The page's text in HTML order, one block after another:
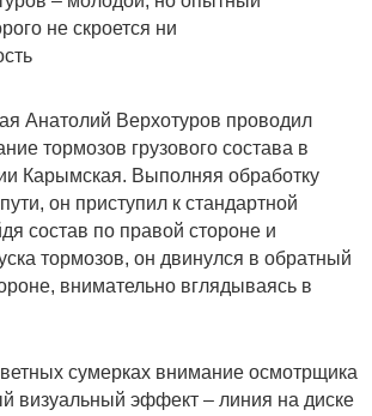
не скроется ни
Анатолий Верхотуров проводил
тормозов грузового состава в
Карымская. Выполняя обработку
он приступил к стандартной
состав по правой стороне и
тормозов, он двинулся в обратный
внимательно вглядываясь в
сумерках внимание осмотрщика
визуальный эффект – линия на диске